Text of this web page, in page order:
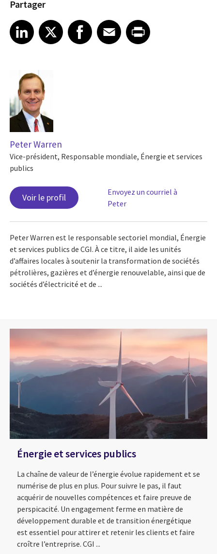
Partager
Share article on LinkedIn
LinkedIn
Share article on XShare article on Facebook
Facebook
Share article on Email
EmailShare article on Print
Peter Warren
Vice-président, Responsable mondiale, Énergie et services
publics
Voir le profil
Envoyez un courriel à
Peter
Peter Warren est le responsable sectoriel mondial, Énergie
et services publics de CGI. À ce titre, il aide les unités
d’affaires locales à soutenir la transformation de sociétés
pétrolières, gazières et d’énergie renouvelable, ainsi que de
sociétés d’électricité et de ...
Énergie et services publics
La chaîne de valeur de l’énergie évolue rapidement et se
numérise de plus en plus. Pour suivre le pas, il faut
acquérir de nouvelles compétences et faire preuve de
perspicacité. Un engagement ferme en matière de
développement durable et de transition énergétique
est essentiel pour attirer et retenir les clients et faire
croître l’entreprise. CGI ...